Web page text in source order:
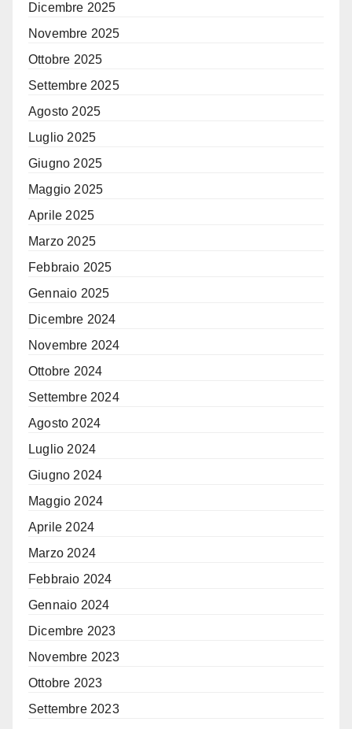
Dicembre 2025
Novembre 2025
Ottobre 2025
Settembre 2025
Agosto 2025
Luglio 2025
Giugno 2025
Maggio 2025
Aprile 2025
Marzo 2025
Febbraio 2025
Gennaio 2025
Dicembre 2024
Novembre 2024
Ottobre 2024
Settembre 2024
Agosto 2024
Luglio 2024
Giugno 2024
Maggio 2024
Aprile 2024
Marzo 2024
Febbraio 2024
Gennaio 2024
Dicembre 2023
Novembre 2023
Ottobre 2023
Settembre 2023